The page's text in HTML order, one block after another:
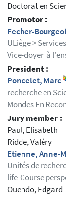
Doctorat en
Promotor :
Fecher-
ULiège >
Vice-doyen à
President :
Poncelet, Marc
recherche en
Mondes En
Jury member :
Paul, Elisabeth
Ridde, Valéry
Etienne, Anne-
Unités de
life-Course
Ouendo,